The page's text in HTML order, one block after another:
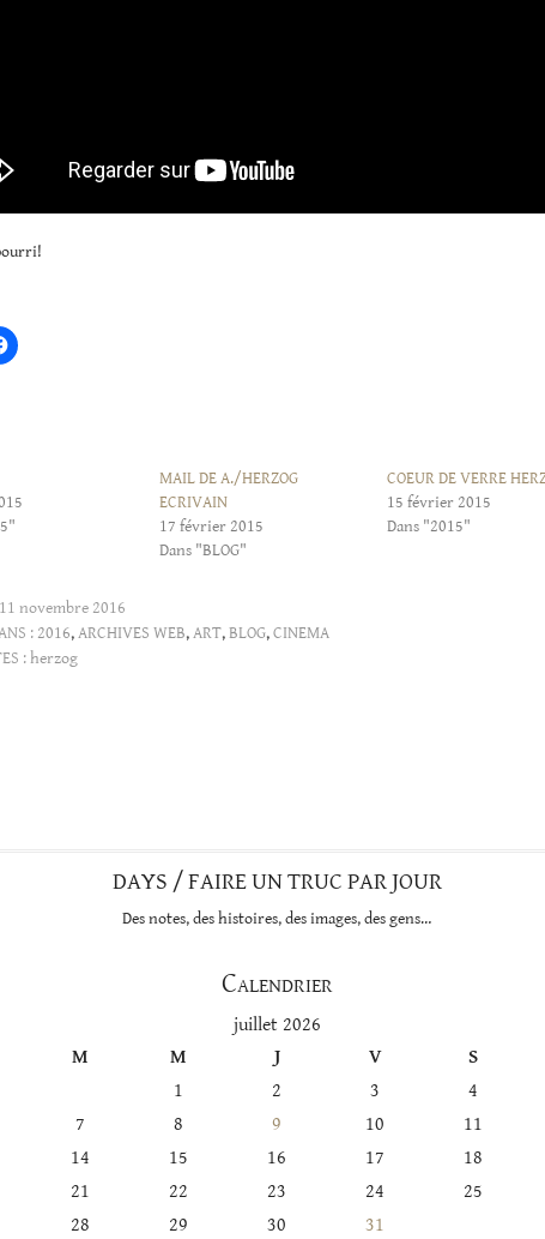
MAIL DE A./HERZOG
ECRIVAIN
17 février 2015
Dans "BLOG"
COEUR DE VERRE
15 février 2015
Dans "2015"
11 novembre 2016
: 2016,ARCHIVES WEB,ART,BLOG,CINEMA
:herzog
DAYS / FAIRE UN TRUC PAR JOUR
Des notes, des histoires, des images, des gens…
Calendrier
juillet 2026
M M J V
S
1
2 3
4
7 8 9 10
11
14 15 16 17
18
21 22 23 24
25
28 29 30 31